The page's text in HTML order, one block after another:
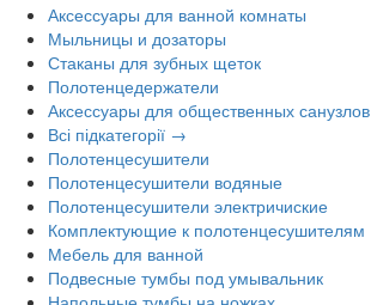
Аксессуары для ванной комнаты
Мыльницы и дозаторы
Стаканы для зубных щеток
Полотенцедержатели
Аксессуары для общественных санузлов
Всі підкатегорії →
Полотенцесушители
Полотенцесушители водяные
Полотенцесушители электричиские
Комплектующие к полотенцесушителям
Мебель для ванной
Подвесные тумбы под умывальник